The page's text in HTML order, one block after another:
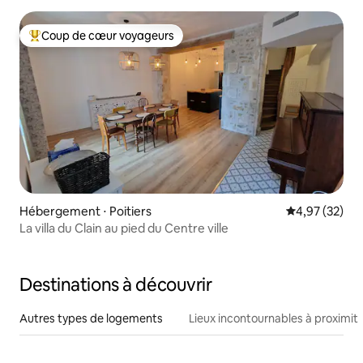
Coups de cœur voyageurs les plus appréciés
Coup de cœur voyageurs
Hébergement ⋅ Poitiers Évaluation
4,97 (32)
La villa du Clain au pied du Centre ville
Destinations à découvrir
Autres types de logements Lieux incontournables à